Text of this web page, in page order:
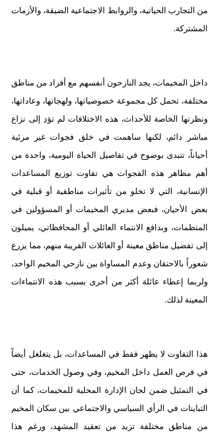
من التجارب الحياتية، والروابط الاجتماعية الضيقة، والأزمات
المشتركة.
داخل المخيمات، يجد النازحون أنفسهم مع أفراد من مناطق
مختلفة، تحمل كل مجموعة خصوصياتها، ولهجاتها، وعاداتها،
ونظرتها الخاصة للأحداث، هذه الاختلافات لم تؤدِ إلى نزاع
مباشر دائم، لكنها ساهمت في خلق فجوات غير مرئية
أحياناً، تتبدى بوضوح في تفاصيل الحياة اليومية، واحدة من
أهم مظاهر هذه الفجوات هي تفاوت توزيع المساعدات
الإنسانية، التي لا تخلو من تأثيرات مناطقية أو قبلية في
بعض الأحيان، فبعض مديري المخيمات أو المسؤولين في
المنظمات، وبدافع الانتماء العائلي أو المحافظاتي، يميلون
إلى تفضيل مناطق معينة أو العائلات القريبة منهم، مما يزرع
شعوراً بالاحتقان وعدم المساواة بين نازحي المخيم الواحد،
ولربما إعطاء عائلة أكثر من أخرى بسبب هذه الانتماءات
المعينة لذلك.
هذا التفاوت لا يظهر فقط في المساعدات، بل يتغلغل أيضاً
في فرص العمل داخل المخيم، وفي وصول الخدمات، حتى
في التمثيل ضمن لجان الإدارة المحلية للمخيمات، كما أن
التباينات في الرأي السياسي والاجتماعي بين سكان المخيم
من مناطق مختلفة تزيد من تعقيد المشهد، ورغم هذا